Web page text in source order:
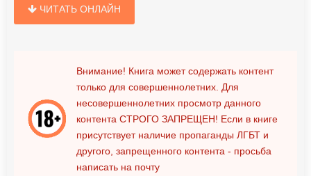
ЧИТАТЬ ОНЛАЙН
Внимание! Книга может содержать контент
только для совершеннолетних. Для
несовершеннолетних просмотр данного
контента СТРОГО ЗАПРЕЩЕН! Если в книге
присутствует наличие пропаганды ЛГБТ и
другого, запрещенного контента - просьба
написать на почту